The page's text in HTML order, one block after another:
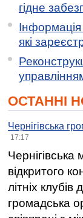
гідне
Інформація
які
ОСТАННІ
Чернігівська
17:17
відкритого
літніх
громадська